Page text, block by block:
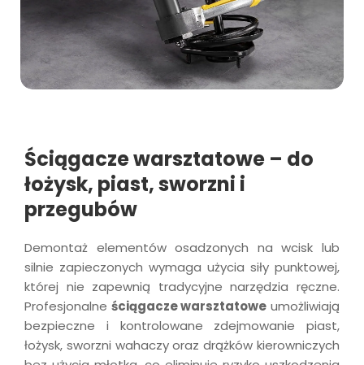
Ściągacze warsztatowe – do
łożysk, piast, sworzni i
przegubów
Demontaż elementów osadzonych na wcisk lub
silnie zapieczonych wymaga użycia siły punktowej,
której nie zapewnią tradycyjne narzędzia ręczne.
Profesjonalne ściągacze warsztatowe umożliwiają
bezpieczne i kontrolowane zdejmowanie piast,
łożysk, sworzni wahaczy oraz drążków kierowniczych